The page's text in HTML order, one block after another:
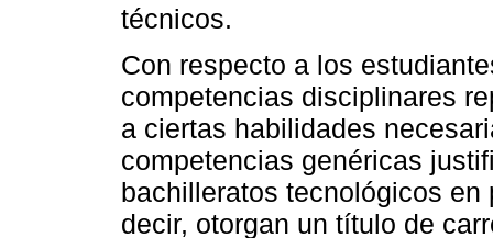
técnicos.
Con respecto a los
competencias disciplinares
a ciertas habilidades
competencias genéricas
bachilleratos tecnológicos
decir, otorgan un título de